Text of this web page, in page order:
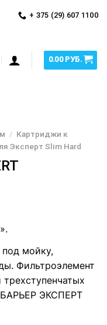
+ 375 (29) 607 1100
0.00РУБ.
/ Картриджи к
Эксперт Slim Hard
мойку,
Фильтроэлемент
ЭКСПЕРТ